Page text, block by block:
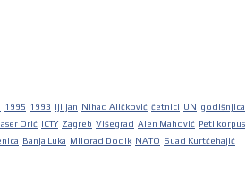
1995 1993 ljiljan Nihad Aličković četnici UN godišnjica
Orić ICTY Zagreb Višegrad Alen Mahović Peti korpus
Banja Luka Milorad Dodik NATO Suad Kurtćehajić